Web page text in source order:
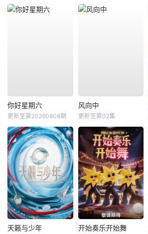
你好星期六
更新至第20260808期
风向中
更新至第02集
天籁与少年 开始奏乐开始舞